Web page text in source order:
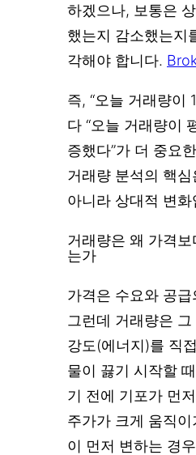
하겠으나, 보통은
했는지 감소했는지
각해야 합니다.
즉, “오늘 거래량이
다 “오늘 거래량이
증했다”가 더 중요
거래량 분석의 핵
아니라 상대적 변화
거래량은 왜 가격
는가
가격은 수요와 공
그런데 거래량은
강도(에너지)를 직
물이 끓기 시작할
기 전에 기포가 먼
주가가 크게 움직
이 먼저 변하는 경